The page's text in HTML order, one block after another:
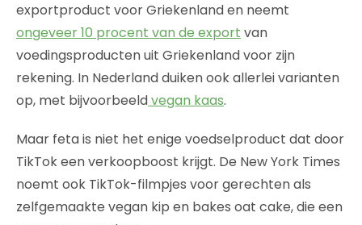
exportproduct voor Griekenland en neemt
ongeveer 10 procent van de export van
voedingsproducten uit Griekenland voor zijn
rekening. In Nederland duiken ook allerlei varianten
op, met bijvoorbeeldvegan kaas.
Maar feta is niet het enige voedselproduct dat door
TikTok een verkoopboost krijgt. De New York Times
noemt ook TikTok-filmpjes voor gerechten als
zelfgemaakte vegan kip en bakes oat cake, die een